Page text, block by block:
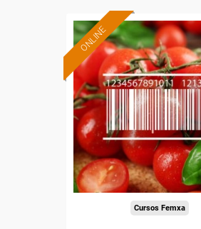
ONLINE
Formación 100%
subvencionada.
Para desempleados,
trabajadores y autónomos.
Sector
-Industria Alimentaria.
Cursos Femxa